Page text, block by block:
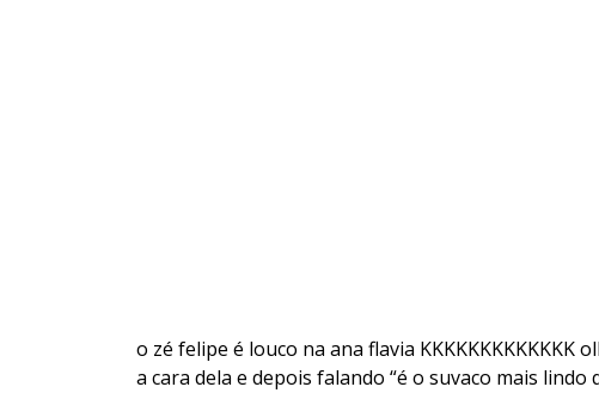
o zé felipe é louco na ana flavia
a cara dela e depois falando “é o suvaco mais lindo